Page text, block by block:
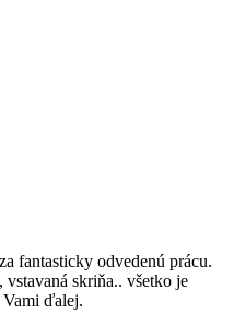
fantasticky odvedenú prácu.
skriňa.. všetko je
Vami ďalej.